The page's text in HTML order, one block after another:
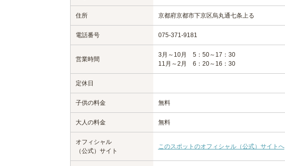
住所 京都府京都市下京区烏丸通七条上る
電話番号 075-371-9181
営業時間
3月～10月 5：50～17：30
11月～2月 6：20～16：30
定休日
子供の料金 無料
大人の料金 無料
オフィシャル
（公式）サイト
このスポットのオフィシャル（公式）サイトへ